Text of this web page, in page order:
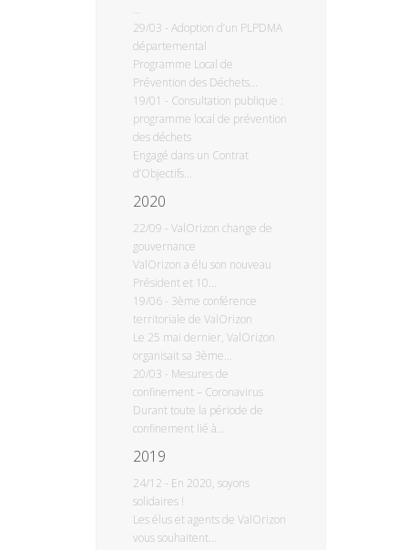
...
29/03 - Adoption d’un PLPDMA
départemental
Programme Local de
Prévention des Déchets...
19/01 - Consultation publique :
programme local de prévention
des déchets
Engagé dans un Contrat
d’Objectifs...
2020
22/09 - ValOrizon change de
gouvernance
ValOrizon a élu son nouveau
Président et 10...
19/06 - 3ème conférence
territoriale de ValOrizon
Le 25 mai dernier, ValOrizon
organisait sa 3ème...
20/03 - Mesures de
confinement – Coronavirus
Durant toute la période de
confinement lié à...
2019
24/12 - En 2020, soyons
solidaires !
Les élus et agents de ValOrizon
vous souhaitent...